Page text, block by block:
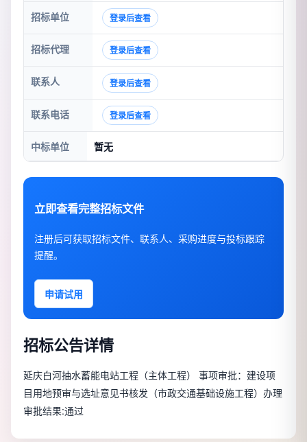
招标单位 登录后查看
招标代理 登录后查看
联系人 登录后查看
联系电话 登录后查看
中标单位 暂无
立即查看完整招标文件
注册后可获取招标文件、联系人、采购进度与投标跟踪
提醒。
申请试用
招标公告详情
延庆白河抽水蓄能电站工程（主体工程） 事项审批：建设项
目用地预审与选址意见书核发（市政交通基础设施工程）办理
审批结果:通过